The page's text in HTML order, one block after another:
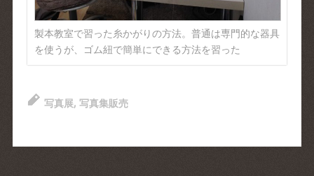
製本教室で習った糸かがりの方法。普通は専門的な器具
を使うが、ゴム紐で簡単にできる方法を習った
写真展, 写真集販売